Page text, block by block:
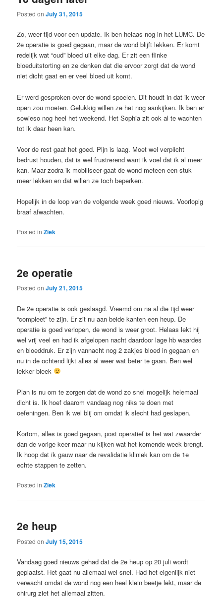
Posted onJuly 31, 2015
Zo, weer tijd voor een update. Ik ben helaas nog in het LUMC. De
2e operatie is goed gegaan, maar de wond blijft lekken. Er komt
redelijk wat “oud” bloed uit elke dag. Er zit een flinke
bloeduitstorting en ze denken dat die ervoor zorgt dat de wond
niet dicht gaat en er veel bloed uit komt.
Er werd gesproken over de wond spoelen. Dit houdt in dat ik weer
open zou moeten. Gelukkig willen ze het nog aankijken. Ik ben er
sowieso nog heel het weekend. Het Sophia zit ook al te wachten
tot ik daar heen kan.
Voor de rest gaat het goed. Pijn is laag. Moet wel verplicht
bedrust houden, dat is wel frustrerend want ik voel dat ik al meer
kan. Maar zodra ik mobiliseer gaat de wond meteen een stuk
meer lekken en dat willen ze toch beperken.
Hopelijk in de loop van de volgende week goed nieuws. Voorlopig
braaf afwachten.
Posted in Ziek
2e operatie
Posted onJuly 21, 2015
De 2e operatie is ook geslaagd. Vreemd om na al die tijd weer
“compleet” te zijn. Er zit nu aan beide kanten een heup. De
operatie is goed verlopen, de wond is weer groot. Helaas lekt hij
wel vrij veel en had ik afgelopen nacht daardoor lage hb waardes
en bloeddruk. Er zijn vannacht nog 2 zakjes bloed in gegaan en
nu in de ochtend lijkt alles al weer wat beter te gaan. Ben wel
lekker bleek
Plan is nu om te zorgen dat de wond zo snel mogelijk helemaal
dicht is. Ik hoef daarom vandaag nog niks te doen met
oefeningen. Ben ik wel blij om omdat ik slecht had geslapen.
Kortom, alles is goed gegaan, post operatief is het wat zwaarder
dan de vorige keer maar nu kijken wat het komende week brengt.
Ik hoop dat ik gauw naar de revalidatie kliniek kan om de 1e
echte stappen te zetten.
Posted in Ziek
2e heup
Posted onJuly 15, 2015
Vandaag goed nieuws gehad dat de 2e heup op 20 juli wordt
geplaatst. Het gaat nu allemaal wel snel. Had het eigenlijk niet
verwacht omdat de wond nog een heel klein beetje lekt, maar de
chirurg ziet het allemaal zitten.